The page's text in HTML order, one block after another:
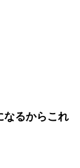
なるからこれ